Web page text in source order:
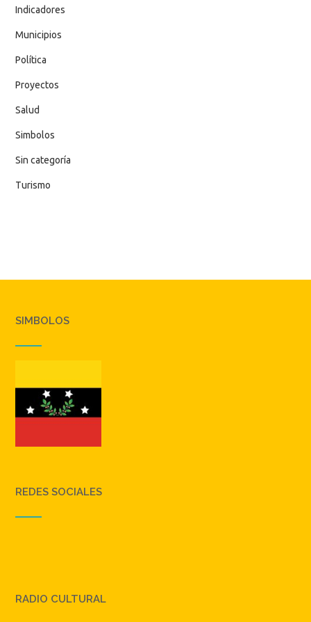
Indicadores
Municipios
Política
Proyectos
Salud
Simbolos
Sin categoría
Turismo
SIMBOLOS
REDES SOCIALES
RADIO CULTURAL